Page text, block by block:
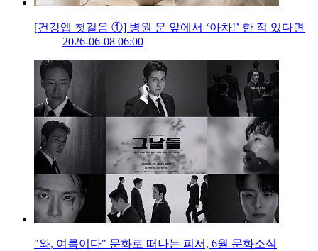
[건강앱 첫걸음 ①] 병원 문 앞에서 ‘아차!’ 한 적 있다면
2026-06-08 06:00
"와, 여름이다" 문화로 떠나는 피서, 6월 문화소식